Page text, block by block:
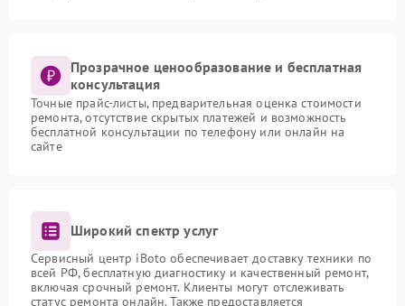
Прозрачное ценообразование и бесплатная
консультация
Точные прайс-листы, предварительная оценка стоимости
ремонта, отсутствие скрытых платежей и возможность
бесплатной консультации по телефону или онлайн на
сайте
Широкий спектр услуг
Сервисный центр iBoto обеспечивает доставку техники по
всей РФ, бесплатную диагностику и качественный ремонт,
включая срочный ремонт. Клиенты могут отслеживать
статус ремонта онлайн. Также предоставляется